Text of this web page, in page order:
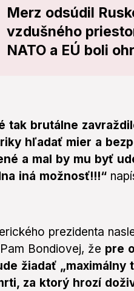
Merz odsúdil
vzdušného
NATO a EÚ boli
tak brutálne
hľadať mier a
a mal by mu byť
iná možnosť!!!“
prezidenta
Bondiovej, že pre
žiadať
za ktorý hrozí